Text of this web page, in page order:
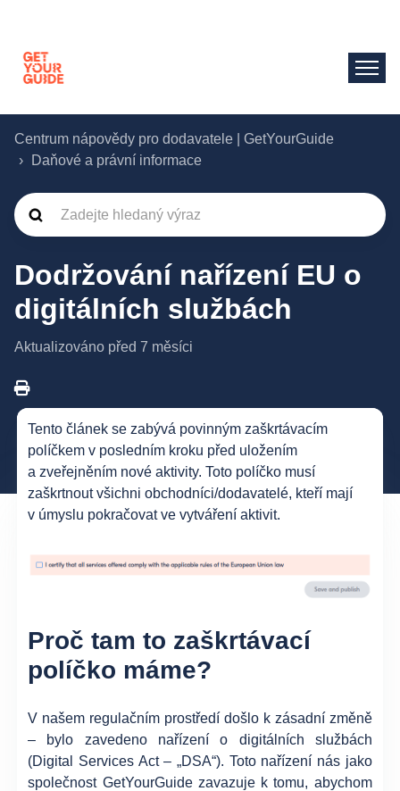
Centrum nápovědy pro dodavatele | GetYourGuide
Daňové a právní informace
Dodržování nařízení EU o
digitálních službách
Aktualizováno před 7 měsíci
Tento článek se zabývá povinným zaškrtávacím
políčkem v posledním kroku před uložením
a zveřejněním nové aktivity. Toto políčko musí
zaškrtnout všichni obchodníci/dodavatelé, kteří mají
v úmyslu pokračovat ve vytváření aktivit.
Proč tam to zaškrtávací
políčko máme?
V našem regulačním prostředí došlo k zásadní změně
– bylo zavedeno nařízení o digitálních službách
(Digital Services Act – „DSA“). Toto nařízení nás jako
společnost GetYourGuide zavazuje k tomu, abychom